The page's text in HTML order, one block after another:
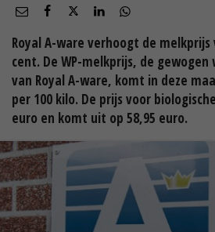
Royal A-ware verhoogt de
cent. De WP-melkprijs, de
van Royal A-ware, komt in deze
per 100 kilo. De prijs voor
euro en komt uit op 58,95 euro.